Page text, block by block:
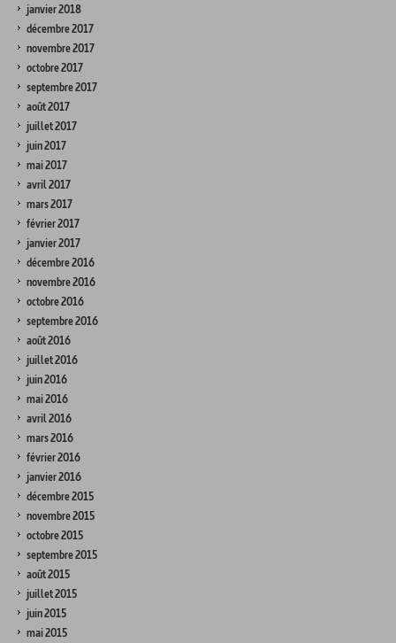
janvier 2018
décembre 2017
novembre 2017
octobre 2017
septembre 2017
août 2017
juillet 2017
juin 2017
mai 2017
avril 2017
mars 2017
février 2017
janvier 2017
décembre 2016
novembre 2016
octobre 2016
septembre 2016
août 2016
juillet 2016
juin 2016
mai 2016
avril 2016
mars 2016
février 2016
janvier 2016
décembre 2015
novembre 2015
octobre 2015
septembre 2015
août 2015
juillet 2015
juin 2015
mai 2015